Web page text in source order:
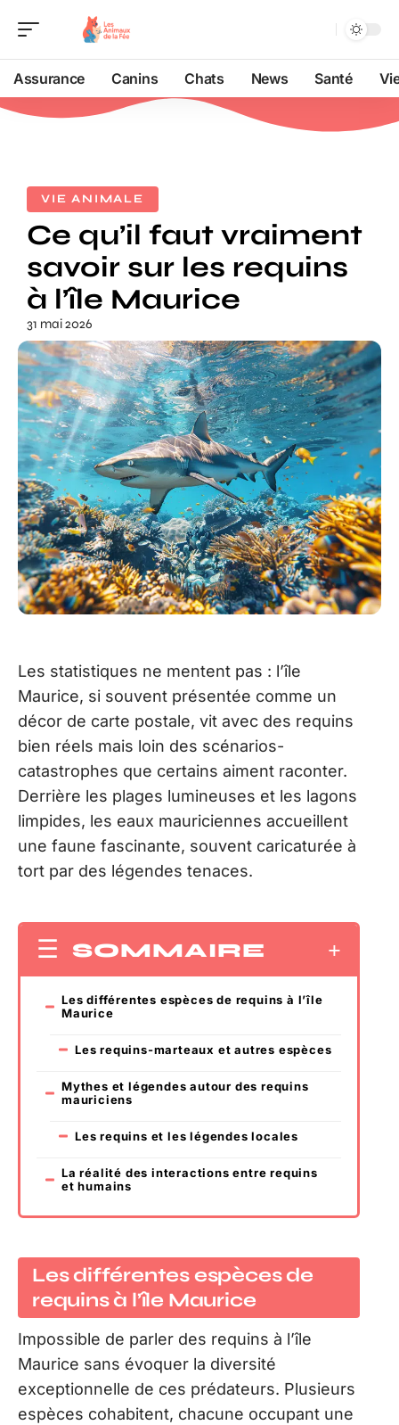
Assurance Canins Chats News Santé
VIE ANIMALE
Ce qu’il faut vraiment
savoir sur les requins
à l’île Maurice
31 mai 2026
Les statistiques ne mentent pas : l’île
Maurice, si souvent présentée comme un
décor de carte postale, vit avec des requins
bien réels mais loin des scénarios-
catastrophes que certains aiment raconter.
Derrière les plages lumineuses et les lagons
limpides, les eaux mauriciennes accueillent
une faune fascinante, souvent caricaturée à
tort par des légendes tenaces.
SOMMAIRE
Les différentes espèces de requins à l’île
Maurice
Les requins-marteaux et autres espèces
Mythes et légendes autour des requins
mauriciens
Les requins et les légendes locales
La réalité des interactions entre requins
et humains
Les différentes espèces de
requins à l’île Maurice
Impossible de parler des requins à l’île
Maurice sans évoquer la diversité
exceptionnelle de ces prédateurs. Plusieurs
espèces cohabitent, chacune occupant une